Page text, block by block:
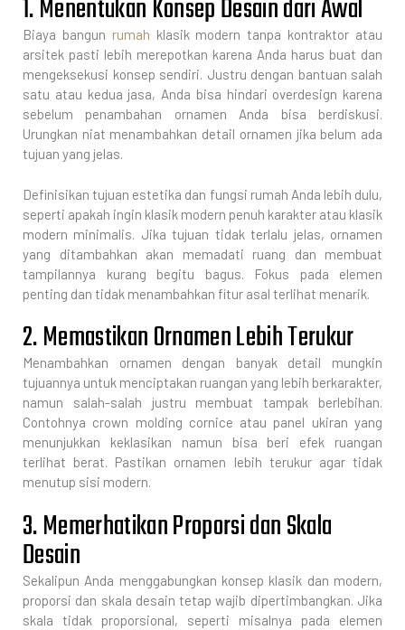
1. Menentukan Konsep Desain dari Awal
Biaya bangun rumah klasik modern tanpa kontraktor atau
arsitek pasti lebih merepotkan karena Anda harus buat dan
mengeksekusi konsep sendiri. Justru dengan bantuan salah
satu atau kedua jasa, Anda bisa hindari overdesign karena
sebelum penambahan ornamen Anda bisa berdiskusi.
Urungkan niat menambahkan detail ornamen jika belum ada
tujuan yang jelas.
Definisikan tujuan estetika dan fungsi rumah Anda lebih dulu,
seperti apakah ingin klasik modern penuh karakter atau klasik
modern minimalis. Jika tujuan tidak terlalu jelas, ornamen
yang ditambahkan akan memadati ruang dan membuat
tampilannya kurang begitu bagus. Fokus pada elemen
penting dan tidak menambahkan fitur asal terlihat menarik.
2. Memastikan Ornamen Lebih Terukur
Menambahkan ornamen dengan banyak detail mungkin
tujuannya untuk menciptakan ruangan yang lebih berkarakter,
namun salah-salah justru membuat tampak berlebihan.
Contohnya crown molding cornice atau panel ukiran yang
menunjukkan keklasikan namun bisa beri efek ruangan
terlihat berat. Pastikan ornamen lebih terukur agar tidak
menutup sisi modern.
3. Memerhatikan Proporsi dan Skala
Desain
Sekalipun Anda menggabungkan konsep klasik dan modern,
proporsi dan skala desain tetap wajib dipertimbangkan. Jika
skala tidak proporsional, seperti misalnya pada elemen